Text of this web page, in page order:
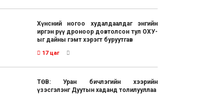
Хүнсний ногоо худалдаалдаг энгийн
иргэн рүү дроноор довтолсон тул ОХУ-
ыг дайны гэмт хэрэгт буруутгав
17 цаг
ТӨВ: Уран бичлэгийн хээрийн
үзэсгэлэнг Дуутын хаданд толилууллаа